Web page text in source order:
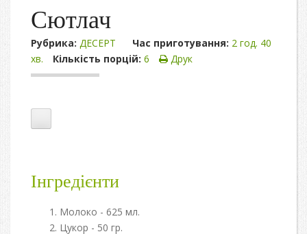
Сютлач
Рубрика: ДЕСЕРТ Час приготування: 2 год. 40
хв.
Кількість порцій: 6 Друк
Інгредієнти
Молоко - 625 мл.
Цукор - 50 гр.